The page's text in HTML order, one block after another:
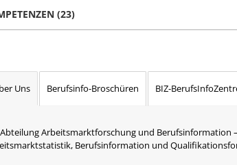
(23)
Uns Berufsinfo-Broschüren BIZ-
Arbeitsmarktforschung und Berufsinformation
Berufsinformation und